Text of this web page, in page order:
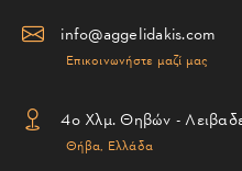
info@aggelidakis.com
Επικοινωνήστε μαζί μας
4ο Χλμ. Θηβών -
Θήβα, Ελλάδα